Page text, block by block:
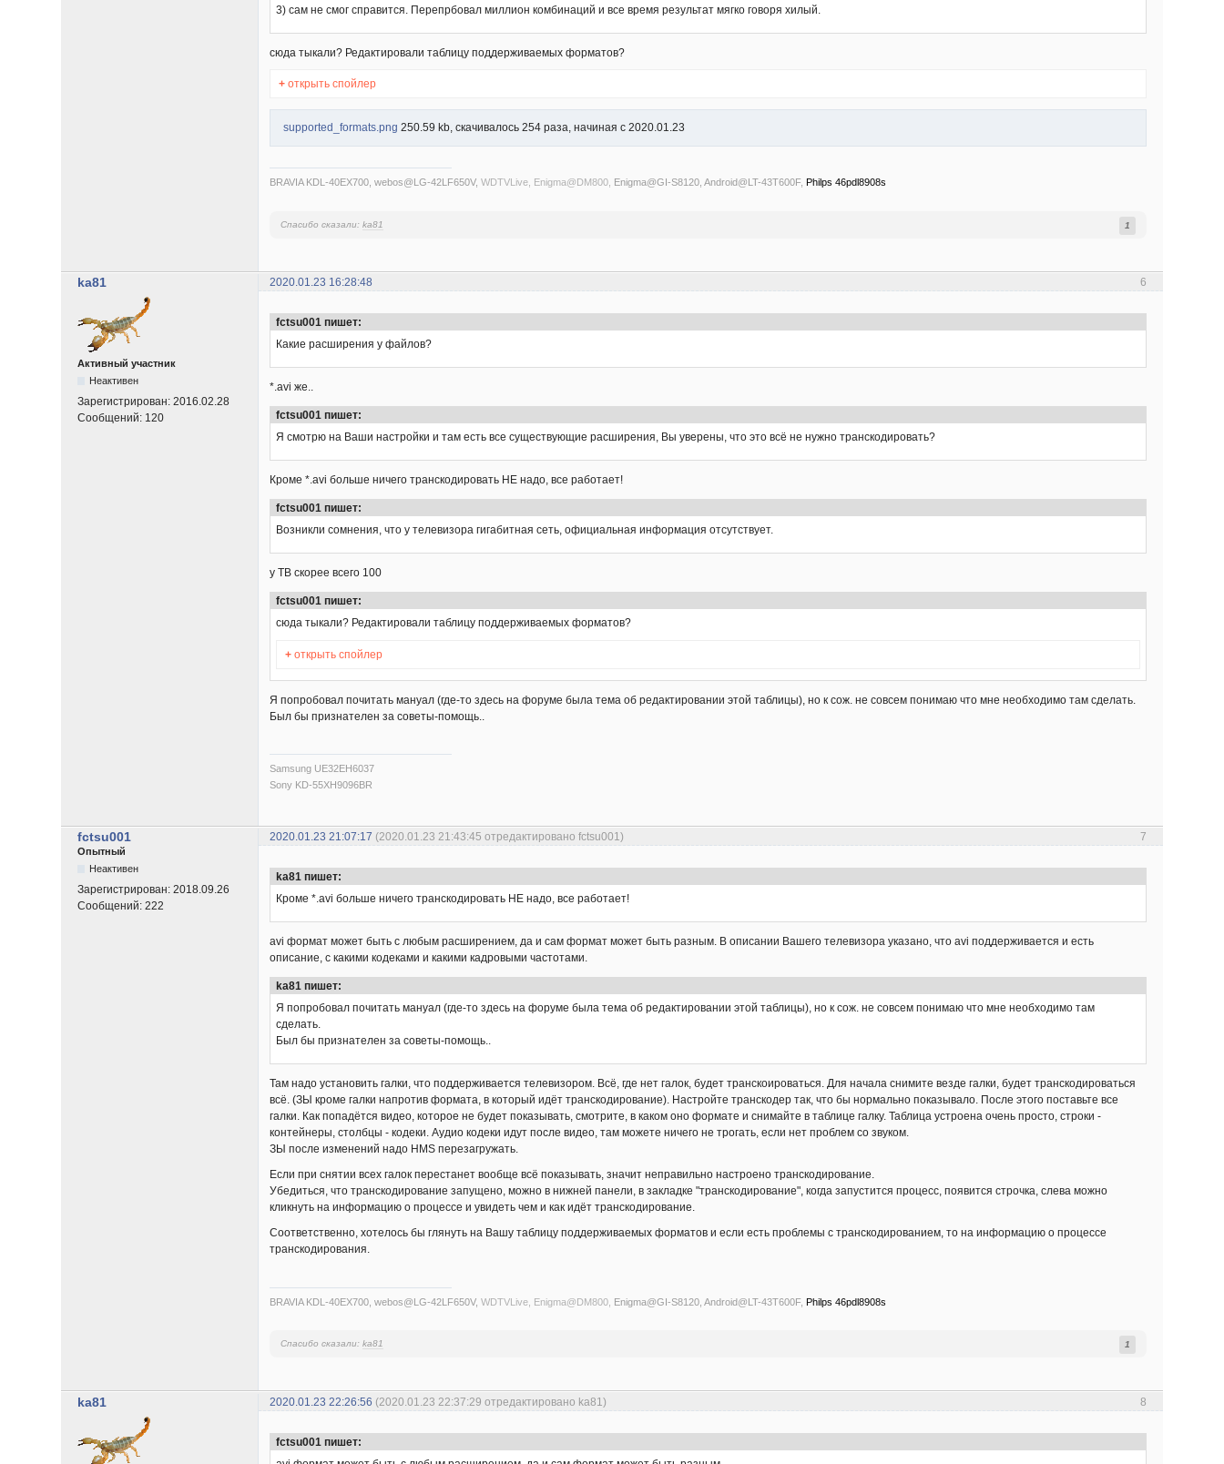
3) сам не смог справится. Перепрбовал миллион комбинаций и все время результат мягко говоря хилый.
сюда тыкали? Редактировали таблицу поддерживаемых форматов?
+ открыть спойлер
supported_formats.png 250.59 kb, скачивалось 254 раза, начиная с 2020.01.23
BRAVIA KDL-40EX700, webos@LG-42LF650V,WDTVLive, Enigma@DM800, Enigma@GI-S8120, Android@LT-43T600F,Philps 46pdl8908s
Спасибо сказали:ka81 1
6
ka81 2020.01.23 16:28:48
Активный участник
Неактивен
Зарегистрирован:2016.02.28
Сообщений: 120
fctsu001 пишет:
Какие расширения у файлов?
*.avi же..
fctsu001 пишет:
Я смотрю на Ваши настройки и там есть все существующие расширения, Вы уверены, что это всё не нужно транскодировать?
Кроме *.avi больше ничего транскодировать НЕ надо, все работает!
fctsu001 пишет:
Возникли сомнения, что у телевизора гигабитная сеть, официальная информация отсутствует.
у ТВ скорее всего 100
fctsu001 пишет:
сюда тыкали? Редактировали таблицу поддерживаемых форматов?
+ открыть спойлер
Я попробовал почитать мануал (где-то здесь на форуме была тема об редактировании этой таблицы), но к сож. не совсем понимаю что мне необходимо там сделать.
Был бы признателен за советы-помощь..
Samsung UE32EH6037
Sony KD-55XH9096BR
7
fctsu001 2020.01.23 21:07:17 (2020.01.23 21:43:45 отредактировано fctsu001)
Опытный
Неактивен
Зарегистрирован:2018.09.26
Сообщений:222
ka81 пишет:
Кроме *.avi больше ничего транскодировать НЕ надо, все работает!
avi формат может быть с любым расширением, да и сам формат может быть разным. В описании Вашего телевизора указано, что avi поддерживается и есть
описание, с какими кодеками и какими кадровыми частотами.
ka81 пишет:
Я попробовал почитать мануал (где-то здесь на форуме была тема об редактировании этой таблицы), но к сож. не совсем понимаю что мне необходимо там
сделать.
Был бы признателен за советы-помощь..
Там надо установить галки, что поддерживается телевизором. Всё, где нет галок, будет транскоироваться. Для начала снимите везде галки, будет транскодироваться
всё. (ЗЫ кроме галки напротив формата, в который идёт транскодирование). Настройте транскодер так, что бы нормально показывало. После этого поставьте все
галки. Как попадётся видео, которое не будет показывать, смотрите, в каком оно формате и снимайте в таблице галку. Таблица устроена очень просто, строки -
контейнеры, столбцы - кодеки. Аудио кодеки идут после видео, там можете ничего не трогать, если нет проблем со звуком.
ЗЫ после изменений надо HMS перезагружать.
Если при снятии всех галок перестанет вообще всё показывать, значит неправильно настроено транскодирование.
Убедиться, что транскодирование запущено, можно в нижней панели, в закладке "транскодирование", когда запустится процесс, появится строчка, слева можно
кликнуть на информацию о процессе и увидеть чем и как идёт транскодирование.
Соответственно, хотелось бы глянуть на Вашу таблицу поддерживаемых форматов и если есть проблемы с транскодированием, то на информацию о процессе
транскодирования.
BRAVIA KDL-40EX700, webos@LG-42LF650V,WDTVLive, Enigma@DM800, Enigma@GI-S8120, Android@LT-43T600F,Philps 46pdl8908s
Спасибо сказали:ka81 1
8
ka81 2020.01.23 22:26:56 (2020.01.23 22:37:29 отредактировано ka81)
fctsu001 пишет: